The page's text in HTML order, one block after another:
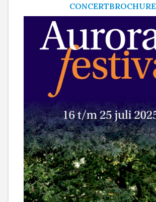
CONCERTBROCHURE